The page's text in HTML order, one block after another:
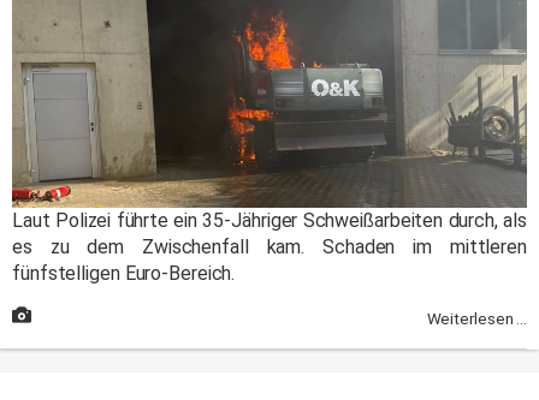
Laut Polizei führte ein 35-Jähriger Schweißarbeiten durch, als
es zu dem Zwischenfall kam. Schaden im mittleren
fünfstelligen Euro-Bereich.
Weiterlesen ...